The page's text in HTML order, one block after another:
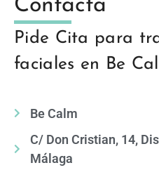
Contacta
Pide Cita para
faciales en Be
Be Calm
C/ Don Cristian, 14,
Málaga